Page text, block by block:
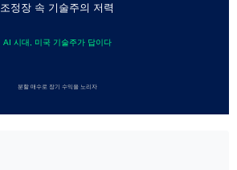
조정장 속 기술주의 저력
AI 시대, 미국 기술주가 답이다
분할 매수로 장기 수익을 노리자